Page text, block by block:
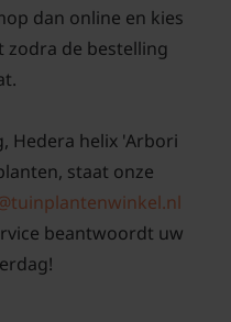
dan online en kies
de bestelling
Hedera helix 'Arbori
staat onze
beantwoordt uw